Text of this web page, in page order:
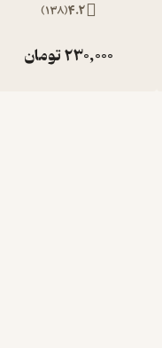
4.2
(
138
)
230,000تومان